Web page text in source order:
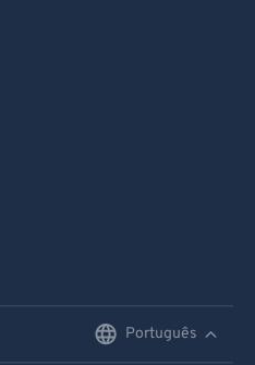
Português